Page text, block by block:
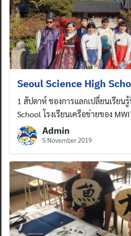
Seoul Science High
1 สัปดาห์ ของการแลกเปลี่ยนเรียน
School โรงเรียนเครือข่ายของ
Admin
5 November 2019